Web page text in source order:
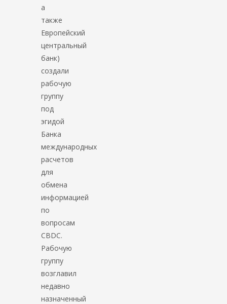
а
также
Европейский
центральный
банк)
создали
рабочую
группу
под
эгидой
Банка
международных
расчетов
для
обмена
информацией
по
вопросам
CBDC.
Рабочую
группу
возглавил
недавно
назначенный